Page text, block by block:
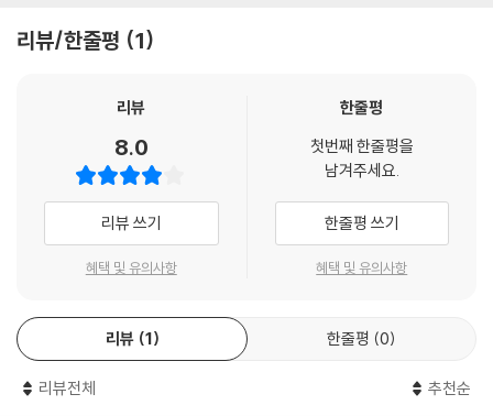
---「파국을 향한 표류」중에서
스러워지는 것을 느낀다. 삑 하는 전자음과 함께 문이 열리자 벨라노는 계
단을 따라 3층까지 올라간다. 층계참에 이를 즈음 힘을 쏟은 탓인지 땀이
흐르기 시작한다. 세 개의 문이 있는 어두침침하고 기다란 복도가 눈에 들
어온다. 울리세스가 세상을 떠나기 전에 여기에 살았구나, 하고 그는 생각
한다. 그러나 초인종을 누르는 순간 친구가 곧 저편에서 다가오는 발소리
가 들리고 문틈으로 그의 환한 얼굴을 볼 수 있으리라는 얼토당토않은 희
망에 사로잡힌다. 아무런 응답이 없다.
새로운 라틴 아메리카 문학은 어디에서 생겨나느냐고요? 답변은 매우 간
우마다에서 싸구려 잡동사니를 팔아야 한다는 끔찍한(그리고 어떻게 보자
볼라뇨의 소설에 나타나곤 하는 이러한 성격은 출간되지 않은 그의 작품들
단에 맡기고 있다.
완결된 단편 「대령의 아들」은 화자가 자신이 본 어느 B급 좀비 영화의 줄거
리를 이야기하는 형식으로 구성된 독특한 작품이다. 우연히 텔레비전에서
본 그 영화가 마치 자기 삶의 요약본인 것처럼 느껴졌다고 밝힌 화자는, 그
영화가 누가 봐도 허접하게 느껴질 만한 조잡한 영화였다고 평하면서도 그
영화의 장면마다 가득 서려 있는 [혁명의 기운]에 대해서 언급한다. 영화
특한 시각을 엿볼 수 있는 작품이다.
흥미로운 아이디어가 돋보이는 단편 「미로」는 줄리아 크리스테바, 필리프
볼라뇨는 영어권 세계에 시한폭탄처럼 등장했다. 도저히 피할 수 없는 동
는 것 같다. 그의 작품들은 글쓰기의 미래를 새롭게 만들어 가고 있다.
우리는 오랫동안 우리 곁에 완벽한 칠레인이 있다는 사실을 모르고 살아왔
다. 바로크적인 동시에 간결하고, 현학자인 척하지 않고도 박식하며, 비극
적 형이상학자이자 진지한 농담꾼이며, 시에 미쳤지만 흠잡을 데 없이 효
율적인 소설적 재능을 타고난 작가. (……) 우디 앨런과 로트레아몽, 타란
- 파브리스 가브리엘
라틴 아메리카, 미국, 그리고 유럽 문학계의 전통을 잇는 작가 볼라뇨의 출
리뷰/한줄평 1
리뷰
8.0
리뷰 쓰기
혜택 및 유의사항
한줄평
첫번째 한줄평을
남겨주세요.
한줄평 쓰기
혜택 및 유의사항
리뷰 1 한줄평 0
리뷰전체 추천순